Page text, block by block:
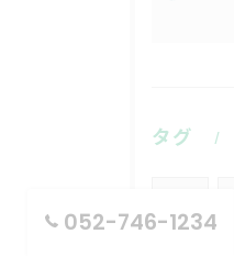
タグ
052-746-1234